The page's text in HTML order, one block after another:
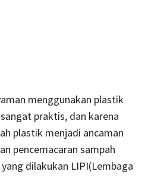
menggunakan plastik
praktis, dan karena
plastik menjadi ancaman
pencemacaran sampah
dilakukan LIPI(Lembaga